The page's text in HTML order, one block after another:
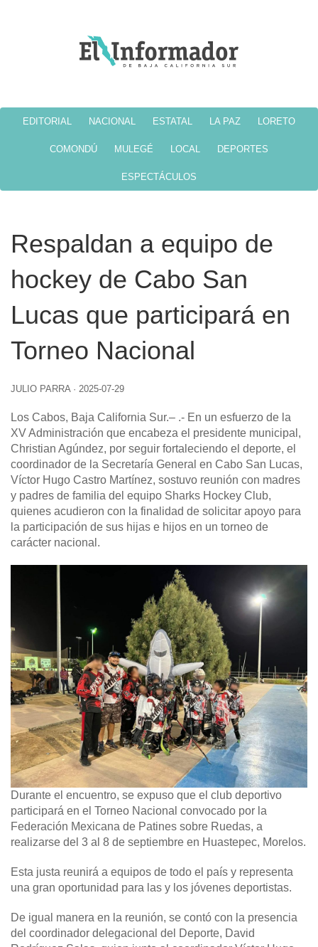
EDITORIAL NACIONAL ESTATAL LA PAZ LORETO
COMONDÚ MULEGÉ LOCAL DEPORTES
ESPECTÁCULOS
Respaldan a equipo de
hockey de Cabo San
Lucas que participará en
Torneo Nacional
JULIO PARRA · 2025-07-29
Los Cabos, Baja California Sur.– .- En un esfuerzo de la
XV Administración que encabeza el presidente municipal,
Christian Agúndez, por seguir fortaleciendo el deporte, el
coordinador de la Secretaría General en Cabo San Lucas,
Víctor Hugo Castro Martínez, sostuvo reunión con madres
y padres de familia del equipo Sharks Hockey Club,
quienes acudieron con la finalidad de solicitar apoyo para
la participación de sus hijas e hijos en un torneo de
carácter nacional.
Durante el encuentro, se expuso que el club deportivo
participará en el Torneo Nacional convocado por la
Federación Mexicana de Patines sobre Ruedas, a
realizarse del 3 al 8 de septiembre en Huastepec, Morelos.
Esta justa reunirá a equipos de todo el país y representa
una gran oportunidad para las y los jóvenes deportistas.
De igual manera en la reunión, se contó con la presencia
del coordinador delegacional del Deporte, David